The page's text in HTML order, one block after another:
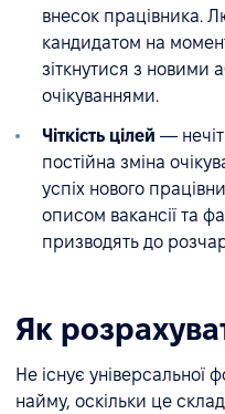
внесок працівника.
кандидатом на
зіткнутися з новими
очікуваннями.
Чіткість цілей —
постійна зміна
успіх нового
описом вакансії та
призводять до
Як
Не існує універсальної
найму, оскільки це